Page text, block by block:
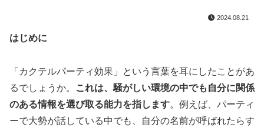
2024.08.21
はじめに
「カクテルパーティ効果」という言葉を耳にしたことがあ
るでしょうか。
これは、騒がしい環境の中でも自分に関係
のある情報を選び取る能力を指します。例えば、パーティ
ーで大勢が話している中でも、自分の名前が呼ばれたらす